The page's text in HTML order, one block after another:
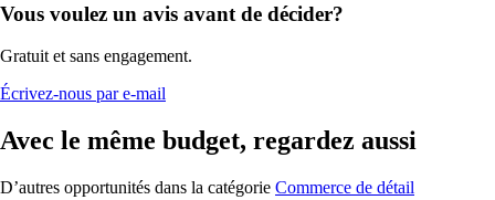
Vous voulez un avis avant de décider?
Gratuit et sans engagement.
Écrivez-nous par e-mail
Avec le même budget, regardez aussi
D’autres opportunités dans la catégorie Commerce de détail